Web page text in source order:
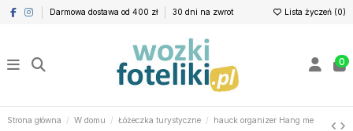
Darmowa dostawa od 400 zł 30 dni na zwrot Lista życzeń (0)
0
Strona główna W domu Łóżeczka turystyczne
hauck organizer Hang me